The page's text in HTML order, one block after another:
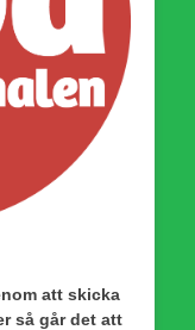
att skicka
så går det att